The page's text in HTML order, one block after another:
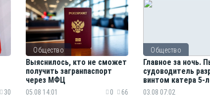
30
Общество
Выяснилось, кто не сможет
получить загранпаспорт
через МФЦ
05.08 14:01 0 66
Общество
Главное за ночь.
судоводитель
винтом катера 5-
девочку, тигр напал
03.08 07:02